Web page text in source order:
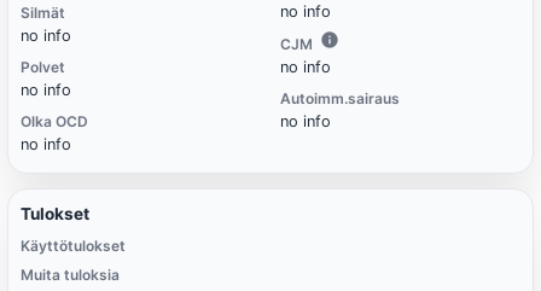
Silmät
no info
Polvet
no info
Olka OCD
no info
no info
CJM
no info
Autoimm.sairaus
no info
Tulokset
Käyttötulokset
Muita tuloksia